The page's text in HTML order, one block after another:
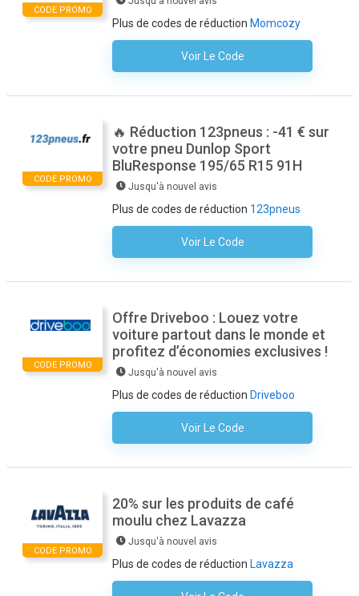
CODE PROMO
Plus de codes de réduction Momcozy
Voir Le Code
Aucun Code N'est Nécessaire
CODE PROMO
🔥 Réduction 123pneus : -41 € sur
votre pneu Dunlop Sport
BluResponse 195/65 R15 91H
Jusqu'à nouvel avis
Plus de codes de réduction 123pneus
Voir Le Code
Aucun Code N'est Nécessaire
CODE PROMO
Offre Driveboo : Louez votre
voiture partout dans le monde et
profitez d’économies exclusives !
Jusqu'à nouvel avis
Plus de codes de réduction Driveboo
Voir Le Code
Aucun Code N'est Nécessaire
CODE PROMO
20% sur les produits de café
moulu chez Lavazza
Jusqu'à nouvel avis
Plus de codes de réduction Lavazza